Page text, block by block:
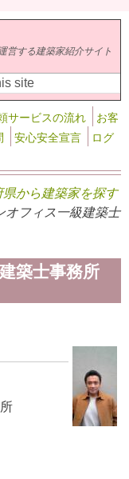
営する建築家紹介サイト
ム
サービスの流れ
お客
安心安全宣言
ログ
県から建築家を探す
フィス一級建築士
築士事務所